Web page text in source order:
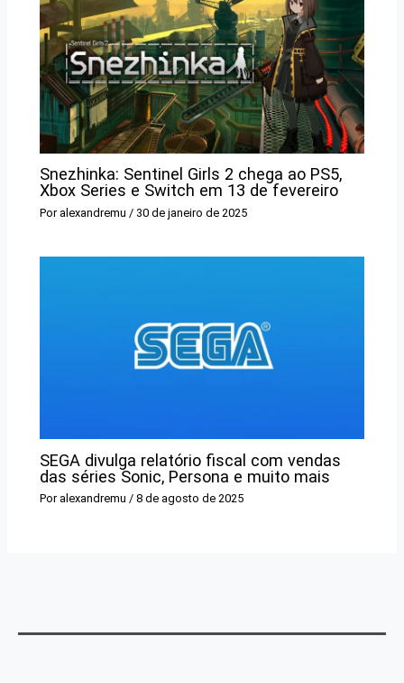
Snezhinka: Sentinel Girls 2 chega ao PS5,
Xbox Series e Switch em 13 de fevereiro
Por alexandremu / 30 de janeiro de 2025
SEGA divulga relatório fiscal com vendas
das séries Sonic, Persona e muito mais
Por alexandremu/8 de agosto de 2025